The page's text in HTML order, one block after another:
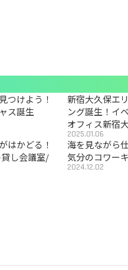
つけよう！
ス誕生
新宿大久保エ
ング誕生！イ
オフィス新宿大
2025.01.06
はかどる！
し会議室/
海を見ながら
気分のコワー
2024.12.02